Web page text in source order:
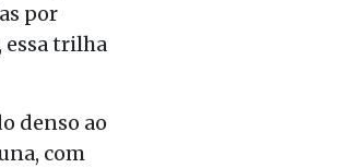
por
essa trilha
denso ao
com